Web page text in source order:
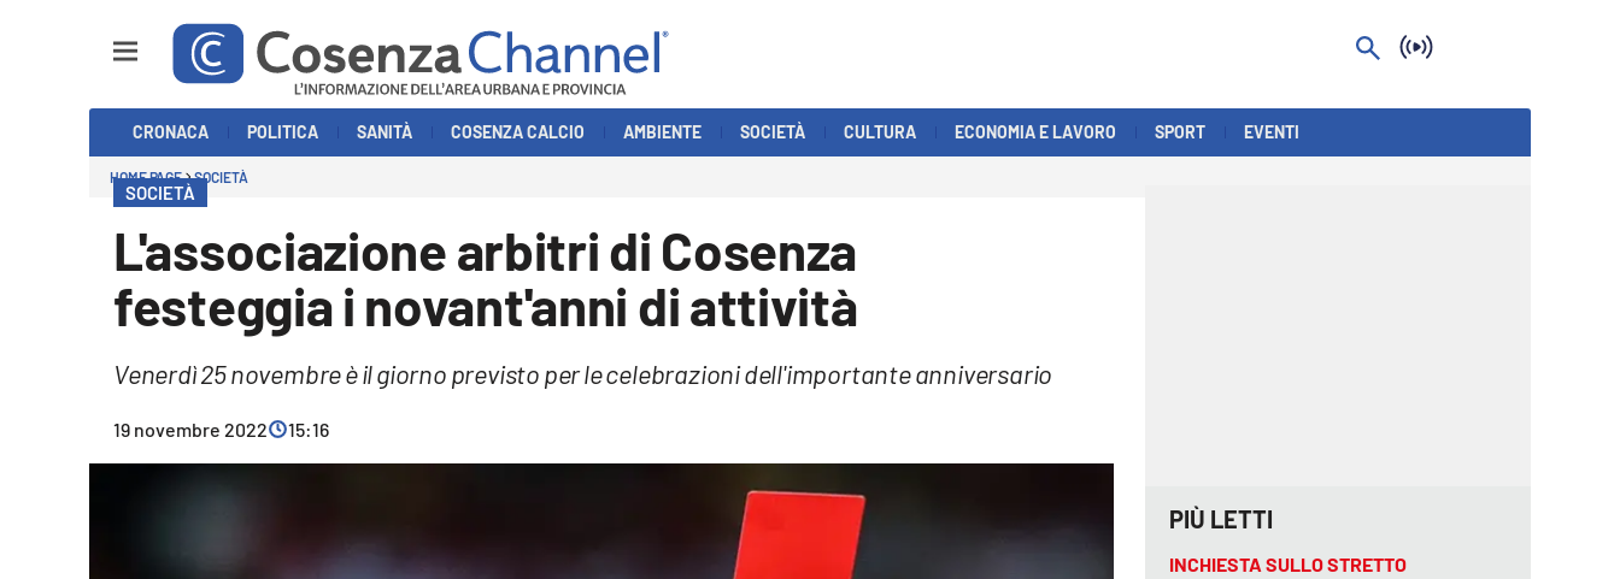
Economia e Lavoro
CRONACA POLITICA SANITÀ COSENZA CALCIO AMBIENTE SOCIETÀ CULTURA ECONOMIA E LAVORO SPORT EVENTI
HOME PAGE SOCIETÀ
SOCIETÀ
L'associazione arbitri di Cosenza
festeggia i novant'anni di attività
Venerdì 25 novembre è il giorno previsto per le celebrazioni dell'importante anniversario
19 novembre 2022 15:16
PIÙ LETTI
INCHIESTA SULLO STRETTO